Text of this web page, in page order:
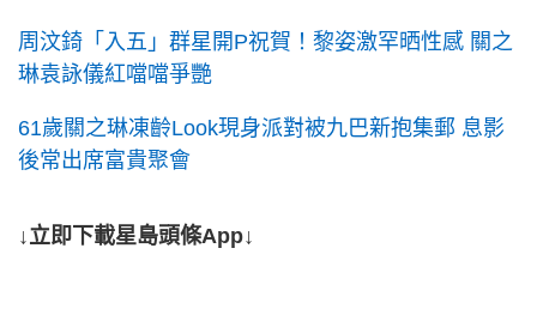
周汶錡「入五」群星開P祝賀！黎姿激罕晒性感 關之
琳袁詠儀紅噹噹爭艷
61歲關之琳凍齡Look現身派對被九巴新抱集郵 息影
後常出席富貴聚會
↓立即下載星島頭條App↓